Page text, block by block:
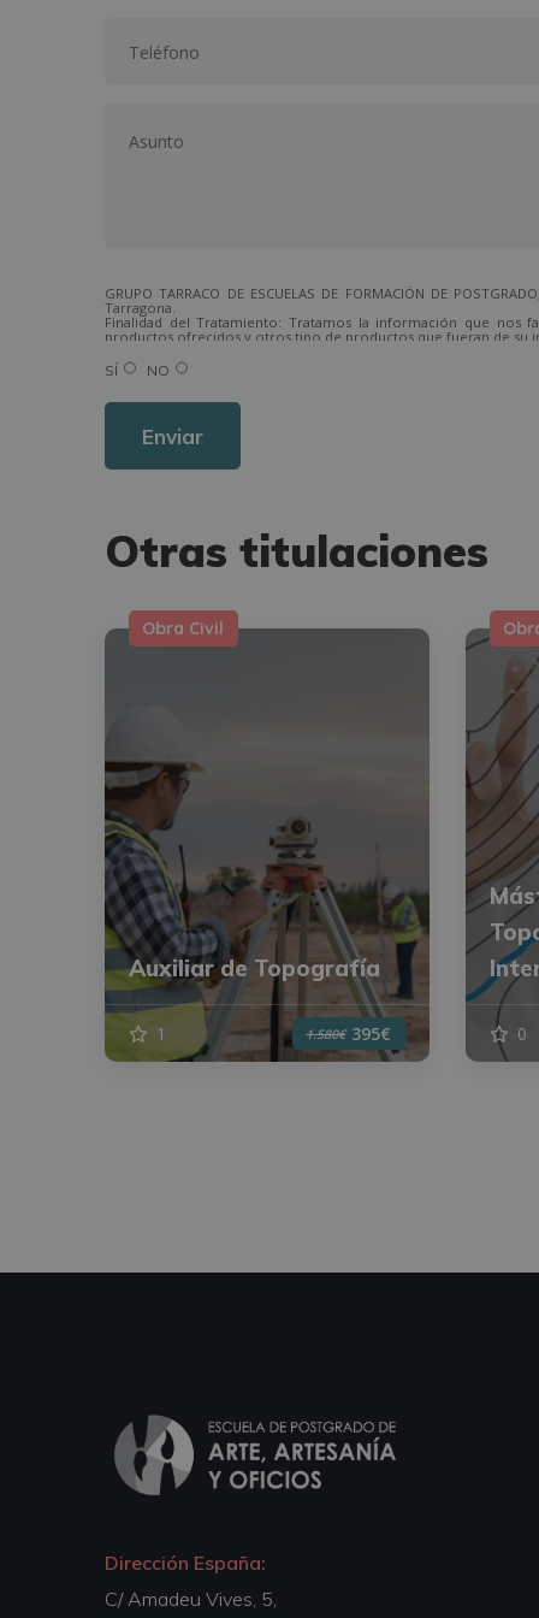
GRUPO TARRACO DE ESCUELAS DE FORMACIÓN DE
Tarragona.
Finalidad del Tratamiento: Tratamos la información que
productos ofrecidos y otros tipo de productos que fueran de su
Derechos: Puede ejercitar sus derechos identificándose
Para más información consulte nuestra Política de Privacidad.
SÍ NO
Otras titulaciones
Obra Civil
Auxiliar de Topografía
1 1.580€ 395€ 0
Dirección España:
C/ Amadeu Vives, 5,